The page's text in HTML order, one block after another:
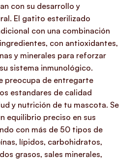
con su desarrollo y
El gatito esterilizado
con una combinación
con antioxidantes,
y minerales para reforzar
sistema inmunológico.
preocupa de entregarte
estandares de calidad
y nutrición de tu mascota. Se
equilibrio preciso en sus
con más de 50 tipos de
lípidos, carbohidratos,
grasos, sales minerales,